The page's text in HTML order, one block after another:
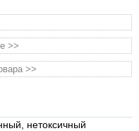
>>
>>
нетоксичный